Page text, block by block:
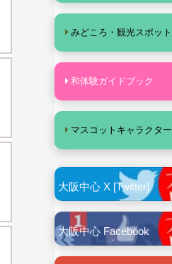
みどころ・観光スポット
和体験ガイドブック
マスコットキャラクター
大阪中心 X [Twitter]
大阪中心 Facebook